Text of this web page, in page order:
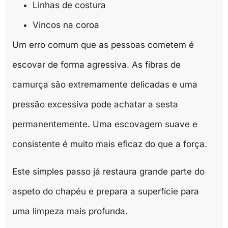
Linhas de costura
Vincos na coroa
Um erro comum que as pessoas cometem é
escovar de forma agressiva. As fibras de
camurça são extremamente delicadas e uma
pressão excessiva pode achatar a sesta
permanentemente. Uma escovagem suave e
consistente é muito mais eficaz do que a força.
Este simples passo já restaura grande parte do
aspeto do chapéu e prepara a superfície para
uma limpeza mais profunda.